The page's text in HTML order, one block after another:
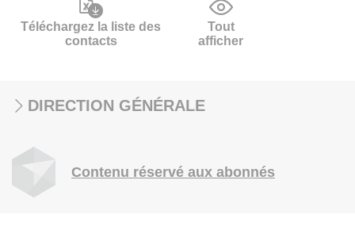
Téléchargez la liste des
contacts
Tout
afficher
DIRECTION GÉNÉRALE
Contenu réservé aux abonnés